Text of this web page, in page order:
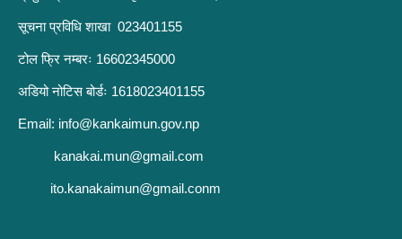
सूचना प्रविधि शाखा 023401155
टोल फ्रि नम्बरः 16602345000
अडियो नोटिस बोर्डः 1618023401155
Email: info@kankaimun.gov.np
kanakai.mun@gmail.com
ito.kanakaimun@gmail.conm